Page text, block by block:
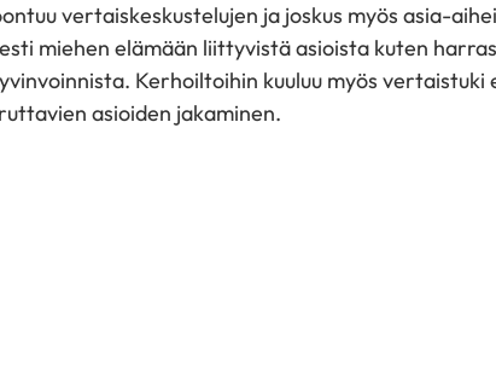
vertaiskeskustelujen ja joskus myös asia-
miehen elämään liittyvistä asioista kuten
Kerhoiltoihin kuuluu myös vertaistuki
asioiden jakaminen.